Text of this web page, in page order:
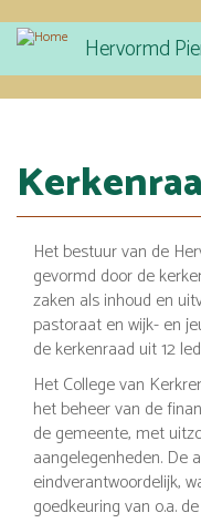
Overslaan
naar
de
Hervormd
Het bestuur van de
gevormd door de
zaken als inhoud en
pastoraat en wijk- en
de kerkenraad uit 12
Het College van
het beheer van de
de gemeente, met
aangelegenheden. De
eindverantwoordelijk,
goedkeuring van o.a.